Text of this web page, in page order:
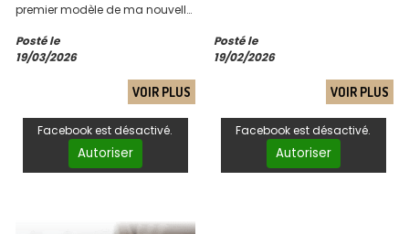
premier modèle de ma nouvelle
saisons". Entre bourgeons et
douceur, laissez vos mains
donner vie à ce premier refuge
du temps qui passe.
Posté le
19/03/2026
VOIR PLUS
Facebook est désactivé.
Autoriser
Posté le
19/02/2026
VOIR PLUS
Facebook est désactivé.
Autoriser